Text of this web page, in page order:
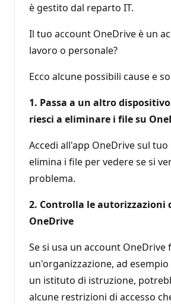
è gestito dal reparto IT.
Il tuo account OneDrive è un
lavoro o personale?
Ecco alcune possibili cause e
1. Passa a un altro
riesci a eliminare i file su
Accedi all'app OneDrive sul
elimina i file per vedere se si
problema.
2. Controlla le autorizzazioni
OneDrive
Se si usa un account OneDrive
un'organizzazione, ad
un istituto di istruzione,
alcune restrizioni di accesso